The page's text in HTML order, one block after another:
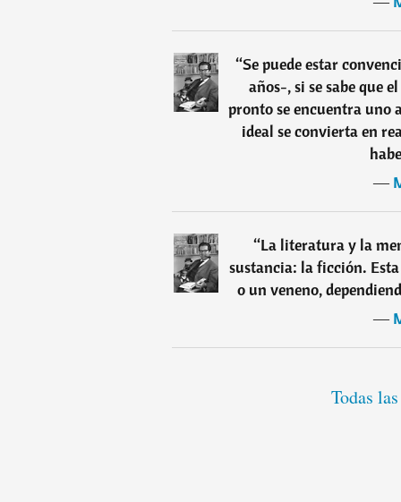
“Se puede estar
años-, si se sabe que
pronto se encuentra uno
ideal se convierta en
―
“La literatura y la
sustancia: la ficción.
o un veneno,
―
Todas